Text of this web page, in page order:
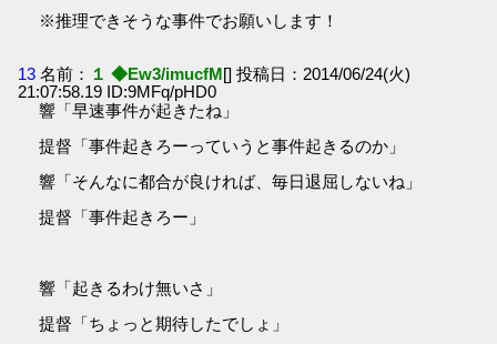
※推理できそうな事件でお願いします！
13 名前： １ ◆Ew3/imucfM[] 投稿日：2014/06/24(火)
21:07:58.19 ID:9MFq/pHD0
響「早速事件が起きたね」
提督「事件起きろーっていうと事件起きるのか」
響「そんなに都合が良ければ、毎日退屈しないね」
提督「事件起きろー」
響「起きるわけ無いさ」
提督「ちょっと期待したでしょ」